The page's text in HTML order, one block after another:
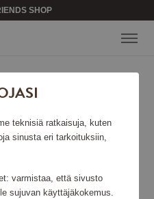
SHOP
teknisiä ratkaisuja, kuten
sinusta eri tarkoituksiin,
varmistaa, että sivusto
sujuvan käyttäjäkokemus.